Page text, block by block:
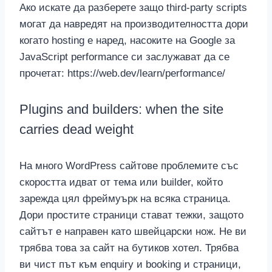
Ако искате да разберете защо third-party scripts
могат да навредят на производителността дори
когато hosting е наред, насоките на Google за
JavaScript performance си заслужават да се
прочетат: https://web.dev/learn/performance/
Plugins and builders: when the site
carries dead weight
На много WordPress сайтове проблемите със
скоростта идват от тема или builder, който
зарежда цял фреймуърк на всяка страница.
Дори простите страници стават тежки, защото
сайтът е направен като швейцарски нож. Не ви
трябва това за сайт на бутиков хотел. Трябва
ви чист път към enquiry и booking и страници,